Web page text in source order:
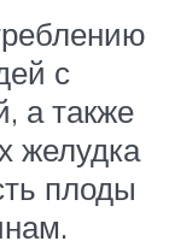
с
а также
желудка
плоды